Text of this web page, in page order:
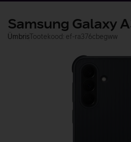
Samsung Galaxy
ÜmbrisTootekood: ef-ra376cbegww